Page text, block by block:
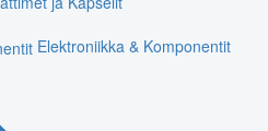
Elektroniikka & Komponentit